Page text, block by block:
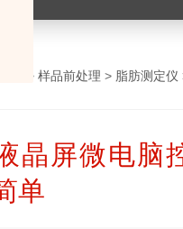
> 样品前处理 > 脂肪测定仪
晶屏微电脑
单